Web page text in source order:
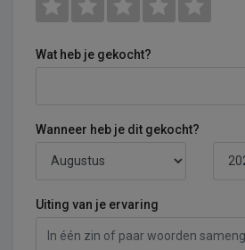
Wat heb je gekocht?
Wanneer heb je dit gekocht?
Uiting van je ervaring